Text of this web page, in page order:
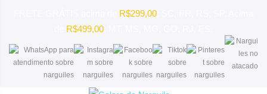
R$299,00
R$499,00